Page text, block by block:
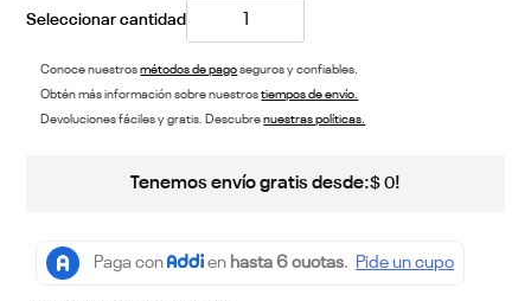
Conoce nuestrosmétodos de pagoseguros y confiables.
Obtén más información sobre nuestrostiempos de envío.
Devoluciones fáciles y gratis. Descubrenuestras políticas.
Tenemos envío gratis desde:$ 0!